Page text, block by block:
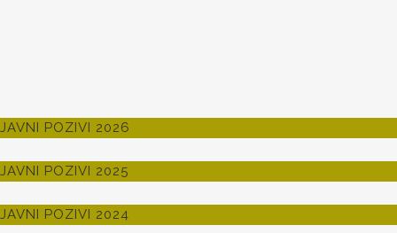
JAVNI POZIVI 2026
JAVNI POZIVI 2025
JAVNI POZIVI 2024